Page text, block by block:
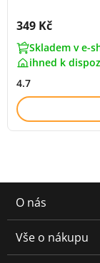
Cena s DPH:
349 Kč
Skladem v e-
ihned k
4.7
O nás
Vše o nákupu